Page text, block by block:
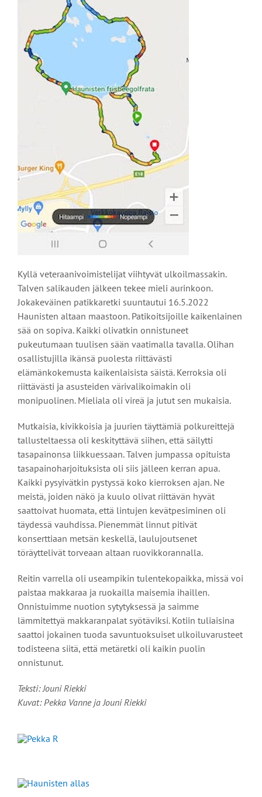
Kyllä veteraanivoimistelijat viihtyvät ulkoilmassakin.
Talven salikauden jälkeen tekee mieli aurinkoon.
Jokakeväinen patikkaretki suuntautui 16.5.2022
Haunisten altaan maastoon. Patikoitsijoille kaikenlainen
sää on sopiva. Kaikki olivatkin onnistuneet
pukeutumaan tuulisen sään vaatimalla tavalla. Olihan
osallistujilla ikänsä puolesta riittävästi
elämänkokemusta kaikenlaisista säistä. Kerroksia oli
riittävästi ja asusteiden värivalikoimakin oli
monipuolinen. Mieliala oli vireä ja jutut sen mukaisia.
Mutkaisia, kivikkoisia ja juurien täyttämiä polkureittejä
tallusteltaessa oli keskityttävä siihen, että säilytti
tasapainonsa liikkuessaan. Talven jumpassa opituista
tasapainoharjoituksista oli siis jälleen kerran apua.
Kaikki pysyivätkin pystyssä koko kierroksen ajan. Ne
meistä, joiden näkö ja kuulo olivat riittävän hyvät
saattoivat huomata, että lintujen kevätpesiminen oli
täydessä vauhdissa. Pienemmät linnut pitivät
konserttiaan metsän keskellä, laulujoutsenet
töräyttelivät torveaan altaan ruovikkorannalla.
Reitin varrella oli useampikin tulentekopaikka, missä voi
paistaa makkaraa ja ruokailla maisemia ihaillen.
Onnistuimme nuotion sytytyksessä ja saimme
lämmitettyä makkaranpalat syötäviksi. Kotiin tuliaisina
saattoi jokainen tuoda savuntuoksuiset ulkoiluvarusteet
todisteena siitä, että metäretki oli kaikin puolin
onnistunut.
Teksti: Jouni Riekki
Kuvat: Pekka Vanne ja Jouni Riekki